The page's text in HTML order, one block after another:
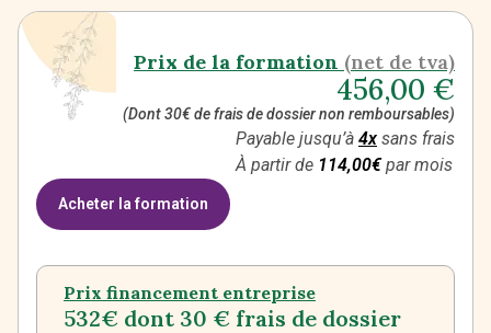
Prix de la formation (net de tva)
456,00 €
(Dont 30€ de frais de dossier non remboursables)
Payable jusqu’à 4x sans frais
À partir de 114,00€par mois
Acheter la formation
Prix financement entreprise
532€ dont 30 € frais de dossier